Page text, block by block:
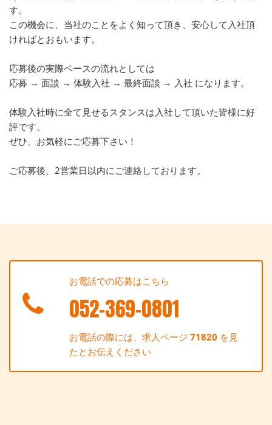
す。
この機会に、当社のことをよく知って頂き、安心して入社頂
ければとおもいます。
応募後の実際ベースの流れとしては
応募 → 面談 → 体験入社 → 最終面談 → 入社 になります。
体験入社時に全て見せるスタンスは入社して頂いた皆様に好
評です。
ぜひ、お気軽にご応募下さい！
ご応募後、2営業日以内にご連絡しております。
お電話での応募はこちら
052-369-0801
お電話の際には、求人ページ71820 を見
たとお伝えください